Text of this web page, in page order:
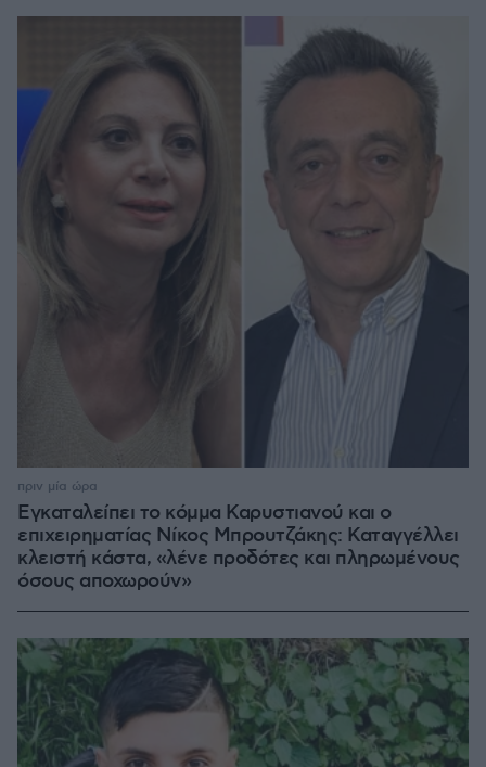
Εγκαταλείπει το κόμμα Καρυστιανού και ο
επιχειρηματίας Νίκος Μπρουτζάκης: Καταγγέλλει
κλειστή κάστα, «λένε προδότες και πληρωμένους
όσους αποχωρούν»
πριν μία ώρα